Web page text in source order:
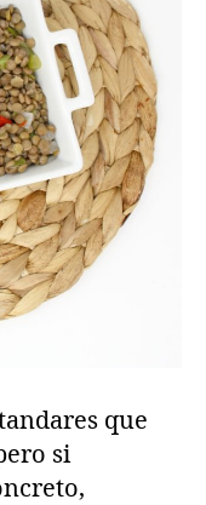
que
si